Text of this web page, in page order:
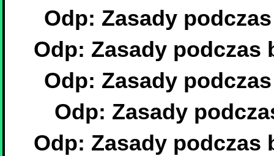
Odp: Zasady
Odp: Zasady podczas
Odp: Zasady
Odp: Zasady
Odp: Zasady podczas